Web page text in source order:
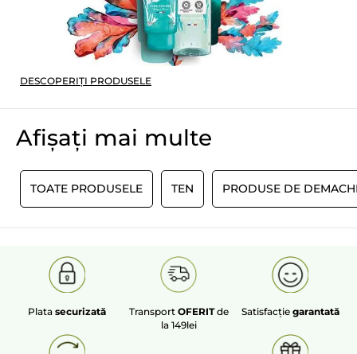
DESCOPERIȚI PRODUSELE
Afișați mai multe
TOATE PRODUSELE TEN PRODUSE DE
Plata securizată Transport OFERITde
la 149lei
Satisfacțiegarantată